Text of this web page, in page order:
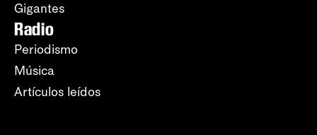
Gigantes
Radio
Periodismo
Música
Artículos leídos